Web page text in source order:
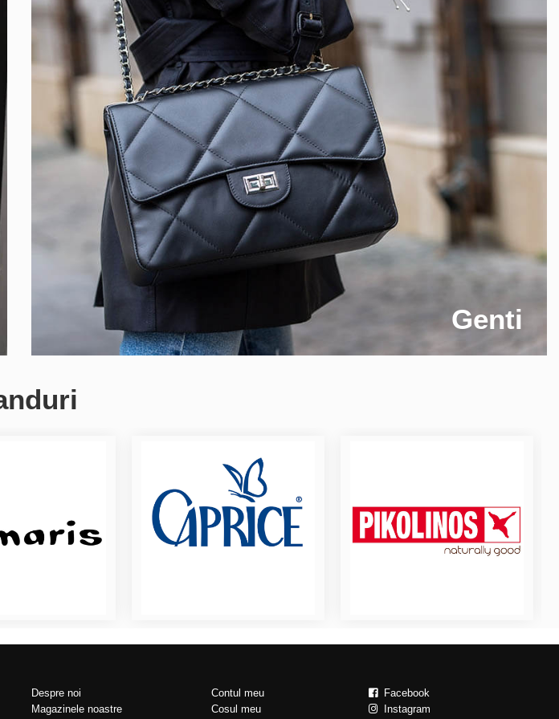
Genti
Despre noi
Magazinele noastre
Contul meu
Cosul meu
Facebook
Instagram